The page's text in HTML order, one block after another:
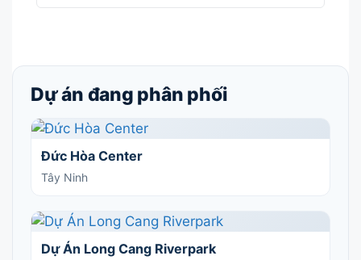
Dự án đang phân phối
Đức Hòa Center
Tây Ninh
Dự Án Long Cang Riverpark